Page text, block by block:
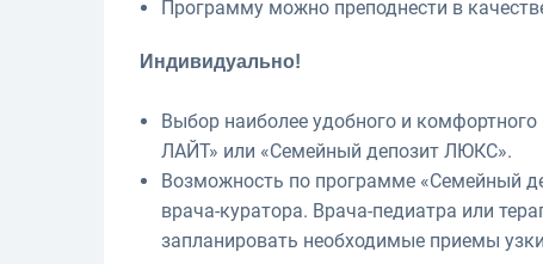
Программу можно преподнести в
Индивидуально!
Выбор наиболее удобного и
ЛАЙТ» или «Семейный депозит ЛЮКС».
Возможность по программе «Семейный
врача-куратора. Врача-педиатра или
запланировать необходимые приемы